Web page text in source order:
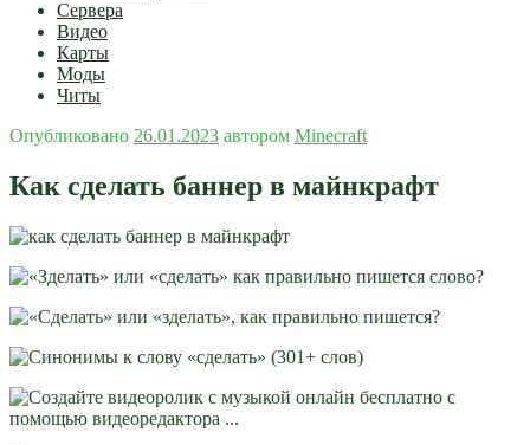
Сервера
Видео
Карты
Моды
Читы
Опубликовано 26.01.2023 автором Minecraft
Как сделать баннер в майнкрафт